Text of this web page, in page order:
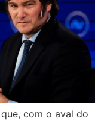
com o aval do